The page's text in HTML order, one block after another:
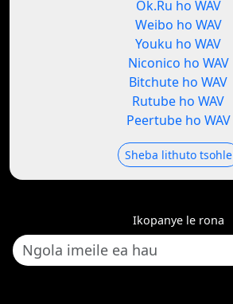
Ok.Ru ho WAV
Weibo ho WAV
Youku ho WAV
Niconico ho WAV
Bitchute ho WAV
Rutube ho WAV
Peertube ho WAV
Sheba lithuto tsohle
Ikopanye le rona